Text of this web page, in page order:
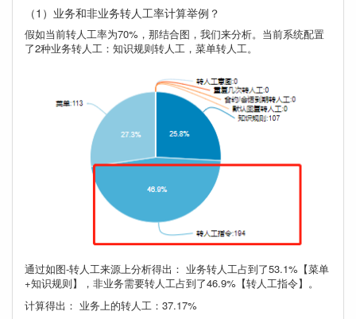
（1）业务和非业务转人工率计算举例？
假如当前转人工率为70%，那结合图，我们来分析。当前系统配置
了2种业务转人工：知识规则转人工，菜单转人工。
通过如图-转人工来源上分析得出： 业务转人工占到了53.1%【菜单
+知识规则】，非业务需要转人工占到了46.9%【转人工指令】。
计算得出： 业务上的转人工：37.17%